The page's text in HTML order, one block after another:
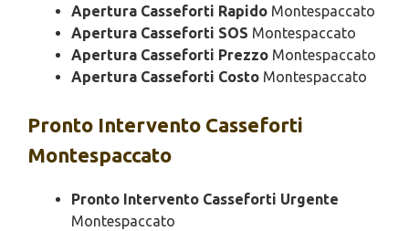
Apertura Casseforti Rapido Montespaccato
Apertura Casseforti SOS Montespaccato
Apertura Casseforti Prezzo Montespaccato
Apertura Casseforti Costo Montespaccato
Pronto Intervento Casseforti
Montespaccato
Pronto Intervento Casseforti Urgente
Montespaccato